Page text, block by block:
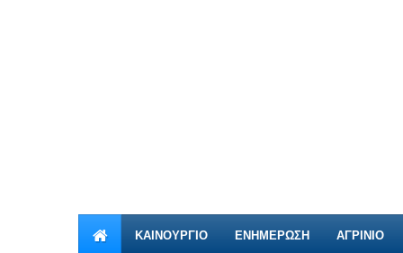
ΚΑΙΝΟΎΡΓΙΟ ΕΝΗΜΕΡΩΣΗ ΑΓΡΙΝΙΟ